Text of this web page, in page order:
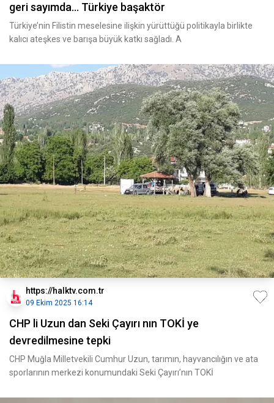
geri sayımda... Türkiye başaktör
Türkiye’nin Filistin meselesine ilişkin yürüttüğü politikayla birlikte
kalıcı ateşkes ve barışa büyük katkı sağladı. A
https://halktv.com.tr
09 Ekim 2025 16:14
CHP li Uzun dan Seki Çayırı nın TOKİ ye
devredilmesine tepki
CHP Muğla Milletvekili Cumhur Uzun, tarımın, hayvancılığın ve ata
sporlarının merkezi konumundaki Seki Çayırı’nın TOKİ